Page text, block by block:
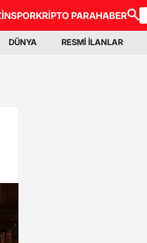
SPORKRİPTO PARAHABER
DÜNYA RESMİ İLANLAR